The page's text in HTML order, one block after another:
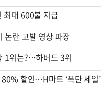
최대 600불 지급
논란 고발 영상 파장
1위는?…하버드 3위
할인…H마트 ‘폭탄 세일’